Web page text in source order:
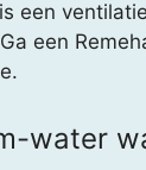
een
een
water